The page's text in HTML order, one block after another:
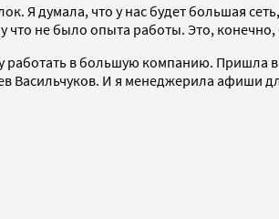
Я думала, что у нас будет большая
что не было опыта работы. Это,
работать в большую компанию. Пришла
Васильчуков. И я менеджерила афиши